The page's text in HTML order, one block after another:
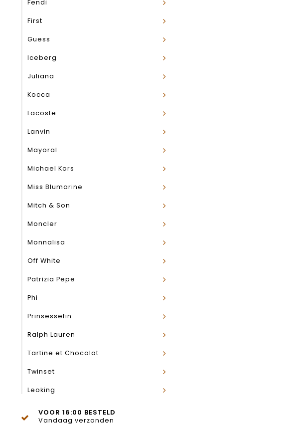
Fendi
First
Guess
Iceberg
Juliana
Kocca
Lacoste
Lanvin
Mayoral
Michael Kors
Miss Blumarine
Mitch & Son
Moncler
Monnalisa
Off White
Patrizia Pepe
Phi
Prinsessefin
Ralph Lauren
Tartine et Chocolat
Twinset
Leoking
VOOR 16:00 BESTELD
Vandaag verzonden